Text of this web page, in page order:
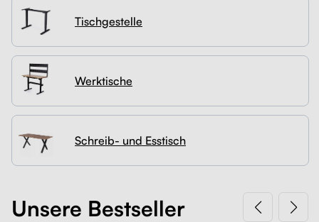
Kabelmanagement
Schubladen
Monitorständer
Tischtrennwände
Kontakt Tischgestelle
Werktische
Schreib- und Esstisch
Unsere Bestseller